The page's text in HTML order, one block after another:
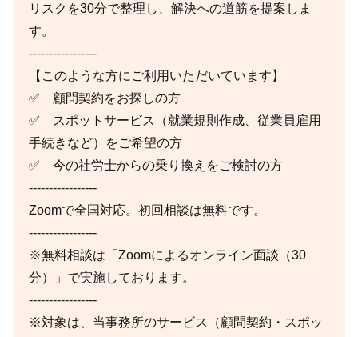
リスクを30分で整理し、解決への道筋を提案しま
す。
-----------------
【このような方にご利用いただいています】
✅ 顧問契約をお探しの方
✅ スポットサービス（就業規則作成、従業員雇用
手続きなど）をご希望の方
✅ 今の社労士からの乗り換えをご検討の方
-----------------
Zoomで全国対応。初回相談は無料です。
-----------------
※無料相談は「Zoomによるオンライン面談（30
分）」で実施しております。
-----------------
※対象は、当事務所のサービス（顧問契約・スポッ